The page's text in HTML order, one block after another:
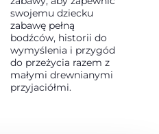
swojemu dziecku
zabawę pełną
bodźców, historii do
wymyślenia i przygód
do przeżycia razem z
małymi drewnianymi
przyjaciółmi.